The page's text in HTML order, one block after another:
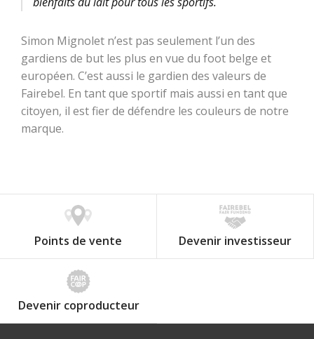
Simon Mignolet n’est pas seulement l’un des
gardiens de but les plus en vue du foot belge et
européen. C’est aussi le gardien des valeurs de
Fairebel. En tant que sportif mais aussi en tant que
citoyen, il est fier de défendre les couleurs de notre
marque.
Points de vente Devenir investisseur
Devenir coproducteur